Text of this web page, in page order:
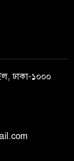
ঢাকা-১০০০